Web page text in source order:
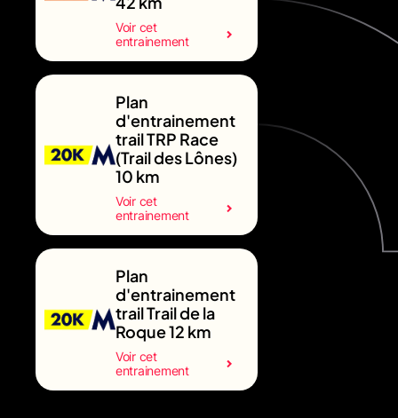
Voir cet
entrainement
Plan
d'entrainement
trail TRP Race
(Trail des Lônes)
10 km
Voir cet
entrainement
Plan
d'entrainement
trail Trail de la
Roque 12 km
Voir cet
entrainement